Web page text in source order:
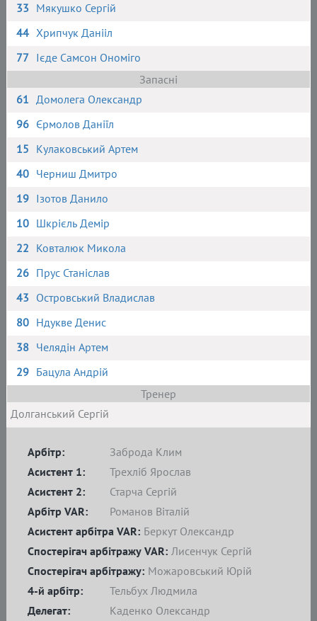
33 Мякушко Сергій
44 Хрипчук Данііл
77 Ієде Самсон Ономіго
Запасні
61 Домолега Олександр
96 Єрмолов Даніїл
15 Кулаковський Артем
40 Черниш Дмитро
19 Ізотов Данило
10 Шкрієль Демір
22 Ковталюк Микола
26 Прус Станіслав
43 Островський Владислав
80 Ндукве Денис
38 Челядін Артем
29 Бацула Андрій
Тренер
Долганський Сергій
Арбітр:
Заброда Клим
Асистент 1:
Трехліб Ярослав
Асистент 2:
Старча Сергій
4-й арбітр:
Тельбух Людмила
Делегат:
Каденко Олександр
Спостерігач арбітражу: Можаровський Юрій
Арбітр VAR:
Романов Віталій
Асистент арбітра VAR: Беркут Олександр
Спостерігач арбітражу VAR: Лисенчук Сергій